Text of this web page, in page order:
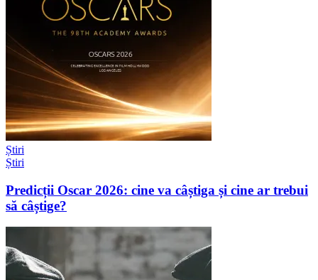
Știri
Știri
Predicții Oscar 2026: cine va câștiga și cine ar trebui
să câștige?